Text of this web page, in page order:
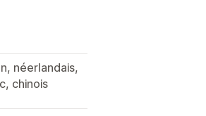
néerlandais,
chinois